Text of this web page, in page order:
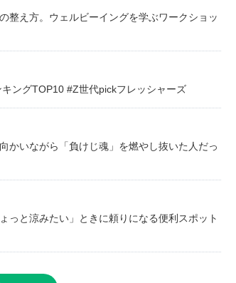
整え方。ウェルビーイングを学ぶワークショッ
ングTOP10 #Z世代pickフレッシャーズ
かいながら「負けじ魂」を燃やし抜いた人だっ
っと涼みたい」ときに頼りになる便利スポット